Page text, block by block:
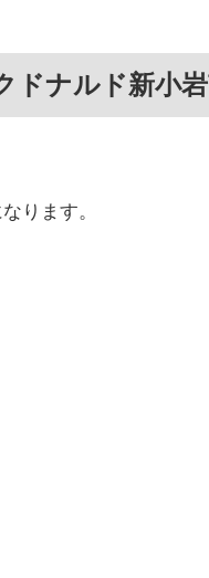
ドナルド新小
ります。